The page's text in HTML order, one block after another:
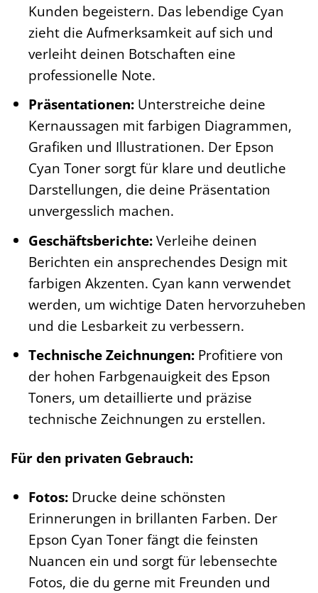
Kunden begeistern. Das lebendige Cyan
zieht die Aufmerksamkeit auf sich und
verleiht deinen Botschaften eine
professionelle Note.
Präsentationen:Unterstreiche deine
Kernaussagen mit farbigen Diagrammen,
Grafiken und Illustrationen. Der Epson
Cyan Toner sorgt für klare und deutliche
Darstellungen, die deine Präsentation
unvergesslich machen.
Geschäftsberichte:Verleihe deinen
Berichten ein ansprechendes Design mit
farbigen Akzenten. Cyan kann verwendet
werden, um wichtige Daten hervorzuheben
und die Lesbarkeit zu verbessern.
Technische Zeichnungen:Profitiere von
der hohen Farbgenauigkeit des Epson
Toners, um detaillierte und präzise
technische Zeichnungen zu erstellen.
Für den privaten Gebrauch:
Fotos:Drucke deine schönsten
Erinnerungen in brillanten Farben. Der
Epson Cyan Toner fängt die feinsten
Nuancen ein und sorgt für lebensechte
Fotos, die du gerne mit Freunden und